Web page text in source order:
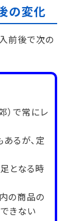
の変化
前後で次の
）で常にレ
るが、定
となる時
の商品の
きない